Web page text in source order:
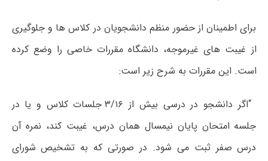
برای اطمینان از حضور منظم دانشجویان در کلاس ها و جلوگیری
از غیبت های غیرموجه، دانشگاه مقررات خاصی را وضع کرده
است. این مقررات به شرح زیر است:
“اگر دانشجو در درسی بیش از ۳/۱۶ جلسات کلاس و یا در
جلسه امتحان پایان نیمسال همان درس، غیبت کند، نمره آن
درس صفر ثبت می شود. در صورتی که به تشخیص شورای